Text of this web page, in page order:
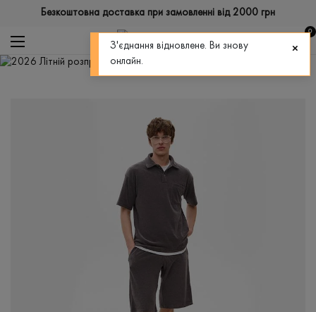
Безкоштовна доставка при замовленні від 2000 грн
0
З'єднання відновлене. Ви знову
онлайн.